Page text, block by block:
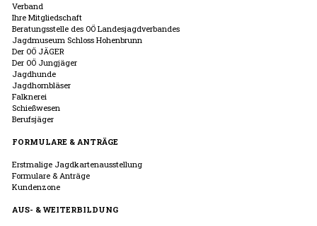
Verband
Ihre Mitgliedschaft
Beratungsstelle des OÖ Landesjagdverbandes
Jagdmuseum Schloss Hohenbrunn
Der OÖ JÄGER
Der OÖ Jungjäger
Jagdhunde
Jagdhornbläser
Falknerei
Schießwesen
Berufsjäger
FORMULARE & ANTRÄGE
Erstmalige Jagdkartenausstellung
Formulare & Anträge
Kundenzone
AUS- & WEITERBILDUNG